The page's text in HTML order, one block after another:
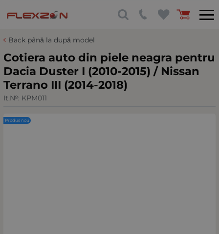
Back până la după model
Cotiera auto din piele neagra pentru
Dacia Duster I (2010-2015) / Nissan
Terrano III (2014-2018)
It.№: KPM011
Produs nou